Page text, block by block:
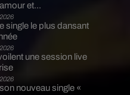
et...
single le plus dansant
une session live
nouveau single «